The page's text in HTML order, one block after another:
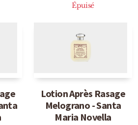
Épuisé
Lotion Après Rasage
Melograno - Santa
Maria Novella